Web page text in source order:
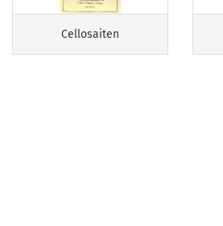
Cellosaiten